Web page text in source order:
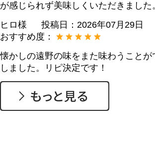
が感じられず美味しくいただきました
ヒロ様
投稿日： 2026年07月29日
おすすめ度：
懐かしの遠野の味をまた味わうことが
しました。リピ決定です！